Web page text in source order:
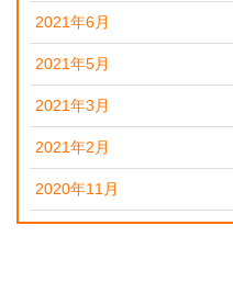
2021年6月
2021年5月
2021年3月
2021年2月
2020年11月